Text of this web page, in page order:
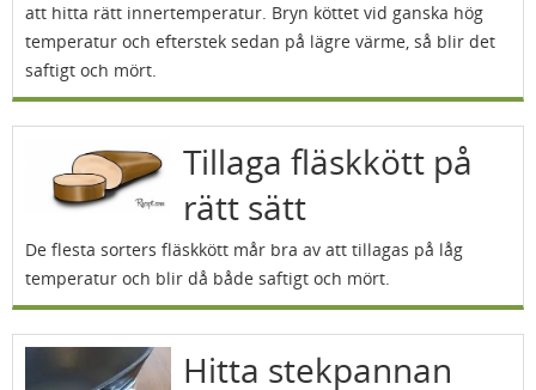
att hitta rätt innertemperatur. Bryn köttet vid ganska hög
temperatur och efterstek sedan på lägre värme, så blir det
saftigt och mört.
Tillaga fläskkött på
rätt sätt
De flesta sorters fläskkött mår bra av att tillagas på låg
temperatur och blir då både saftigt och mört.
Hitta stekpannan